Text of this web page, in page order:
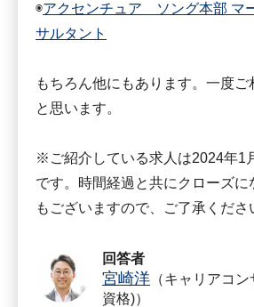
◉アクセンチュア ソング本部 マ
サルタント
もちろん他にもあります。一度
と思います。
※ご紹介している求人は2024年1
です。時間経過と共にクローズに
もございますので、ご了承くださ
回答者
宮崎洋 （キャリアコ
資格)）